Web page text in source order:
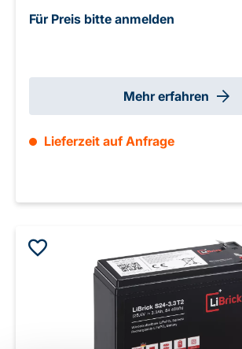
verschaltbar: / Parallel verschaltbar: max. 4 Abmaße:
Für Preis bitte anmelden
Mehr erfahren
Lieferzeit auf Anfrage